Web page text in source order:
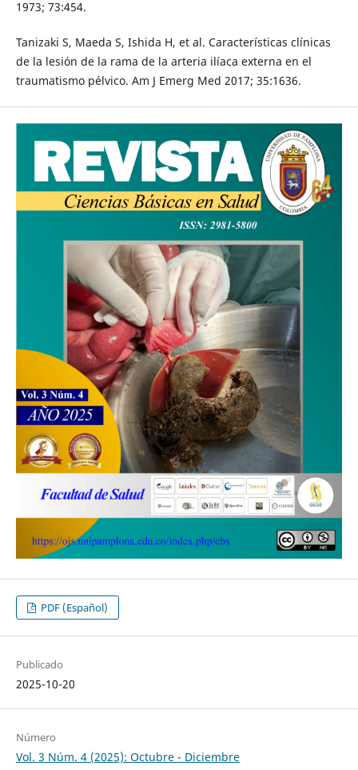
1973; 73:454.
Tanizaki S, Maeda S, Ishida H, et al. Características clínicas
de la lesión de la rama de la arteria ilíaca externa en el
traumatismo pélvico. Am J Emerg Med 2017; 35:1636.
PDF (Español)
Publicado
2025-10-20
Número
Vol. 3 Núm. 4 (2025): Octubre - Diciembre